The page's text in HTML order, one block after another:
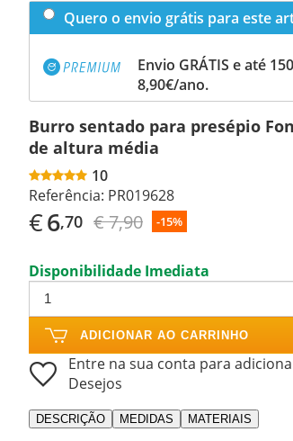
Quero o envio grátis para este
Envio GRÁTIS e até
8,90€/ano.
Burro sentado para presépio
de altura média
10
Referência: PR019628
€6,70 € 7,90 -15%
Disponibilidade Imediata
ADICIONAR AO CARRINHO
Entre na sua conta para
Desejos
DESCRIÇÃO MEDIDAS MATERIAIS